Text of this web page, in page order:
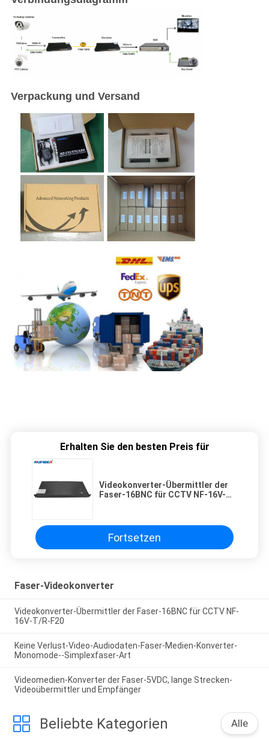
Verpackung und Versand
Erhalten Sie den besten Preis für
Videokonverter-Übermittler der
Faser-16BNC für CCTV NF-16V-
Fortsetzen
Faser-Videokonverter
Videokonverter-Übermittler der Faser-16BNC für CCTV NF-
16V-T/R-F20
Keine Verlust-Video-Audiodaten-Faser-Medien-Konverter-
Monomode--Simplexfaser-Art
Videomedien-Konverter der Faser-5VDC, lange Strecken-
Videoübermittler und Empfänger
Beliebte Kategorien Alle